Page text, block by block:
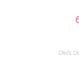
Dívčí,